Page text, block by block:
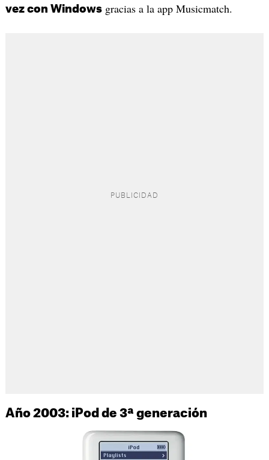
vez con Windowsgracias a la app Musicmatch.
Año 2003: iPod de 3ª generación